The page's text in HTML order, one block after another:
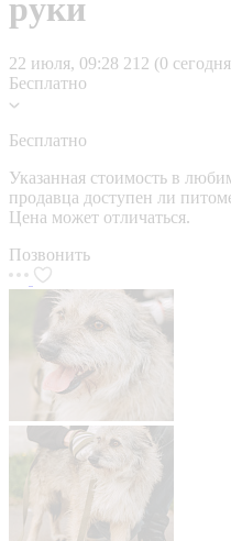
руки
22 июля, 09:28 212 (0
Бесплатно
Бесплатно
Указанная стоимость в
продавца доступен ли
Цена может отличаться.
Позвонить